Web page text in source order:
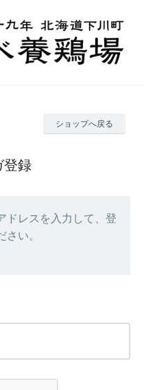
ショップへ戻る
登録
ドレスを入力して、登
い。